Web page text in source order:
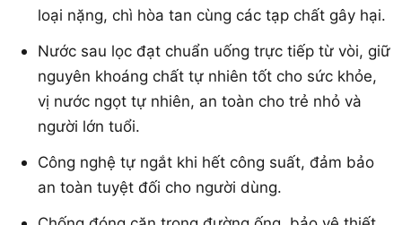
loại nặng, chì hòa tan cùng các tạp chất gây hại.
Nước sau lọc đạt chuẩn uống trực tiếp từ vòi, giữ
nguyên khoáng chất tự nhiên tốt cho sức khỏe,
vị nước ngọt tự nhiên, an toàn cho trẻ nhỏ và
người lớn tuổi.
Công nghệ tự ngắt khi hết công suất, đảm bảo
an toàn tuyệt đối cho người dùng.